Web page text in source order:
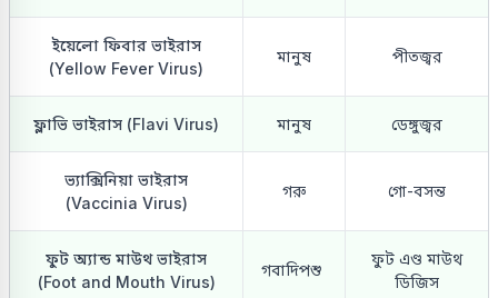
ইয়েলো ফিবার ভাইরাস
(Yellow Fever Virus)
মানুষ পীতজ্বর
ফ্লাভি ভাইরাস (Flavi Virus) মানুষ ডেঙ্গুজ্বর
ভ্যাক্সিনিয়া ভাইরাস
(Vaccinia Virus)
গরু গো-বসন্ত
ফুট অ্যান্ড মাউথ ভাইরাস
(Foot and Mouth Virus)
গবাদিপশু
ফুট এণ্ড মাউথ
ডিজিস